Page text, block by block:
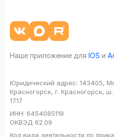
Наше приложение для IOS и
Юридический адрес: 143405,
Красногорск, г. Красногорск,
17.17
ИНН: 6454085119
ОКВЭД 62.09
Код вида деятельности по